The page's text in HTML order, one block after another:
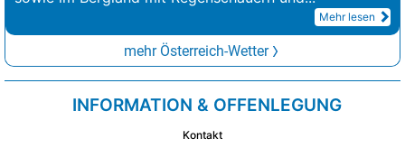
Mehr lesen
mehr Österreich-Wetter
INFORMATION & OFFENLEGUNG
Kontakt